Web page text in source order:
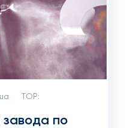
TOP:
по